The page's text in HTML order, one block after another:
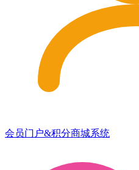
会员门户&积分商城系统